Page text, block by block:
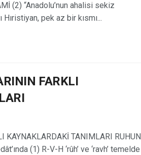
(2) “Anadolu’nun ahalisi sekiz
pek az bir kısmı...
FARKLI
KAYNAKLARDAKİ TANIMLARI RUHUN
(1) R-V-H ‘rûh’ ve ‘ravh’ temelde